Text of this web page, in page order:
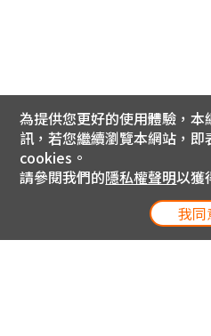
為提供您更好的使用體驗，
訊，若您繼續瀏覽本網站，
cookies。
請參閱我們的隱私權聲明以獲
我同